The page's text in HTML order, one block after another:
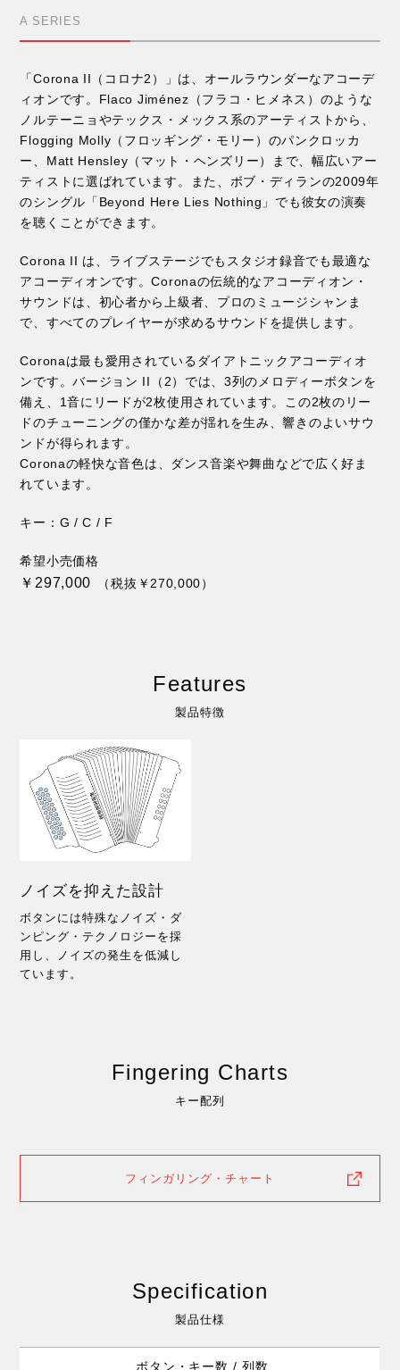
A SERIES
「Corona II（コロナ2）」は、オールラウンダーなアコーデ
ィオンです。Flaco Jiménez（フラコ・ヒメネス）のような
ノルテーニョやテックス・メックス系のアーティストから、
Flogging Molly（フロッギング・モリー）のパンクロッカ
ー、Matt Hensley（マット・ヘンズリー）まで、幅広いアー
ティストに選ばれています。また、ボブ・ディランの2009年
のシングル「Beyond Here Lies Nothing」でも彼女の演奏
を聴くことができます。
Corona II は、ライブステージでもスタジオ録音でも最適な
アコーディオンです。Coronaの伝統的なアコーディオン・
サウンドは、初心者から上級者、プロのミュージシャンま
で、すべてのプレイヤーが求めるサウンドを提供します。
Coronaは最も愛用されているダイアトニックアコーディオ
ンです。バージョン II（2）では、3列のメロディーボタンを
備え、1音にリードが2枚使用されています。この2枚のリー
ドのチューニングの僅かな差が揺れを生み、響きのよいサウ
ンドが得られます。
Coronaの軽快な音色は、ダンス音楽や舞曲などで広く好ま
れています。
キー：G / C / F
希望小売価格
￥297,000 （税抜￥270,000）
Features
製品特徴
ノイズを抑えた設計
ボタンには特殊なノイズ・ダ
ンピング・テクノロジーを採
用し、ノイズの発生を低減し
ています。
Fingering Charts
キー配列
フィンガリング・チャート
Specification
製品仕様
ボタン・キー数 / 列数